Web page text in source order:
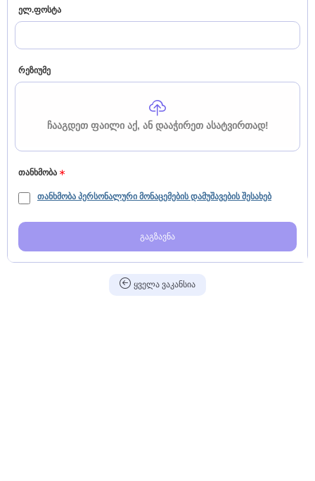
ელ.ფოსტა
რეზიუმე
ᲩᲐᲐᲒᲓᲔᲗ ᲤᲐᲘᲚᲘ ᲐᲥ, ᲐᲜ ᲓᲐᲐᲭᲘᲠᲔᲗ ᲐᲡᲐᲢᲕᲘᲠᲗᲐᲓ!
თანხმობა
თანხმობა პერსონალური მონაცემების დამუშავების შესახებ
გაგზავნა
ყველა ვაკანსია